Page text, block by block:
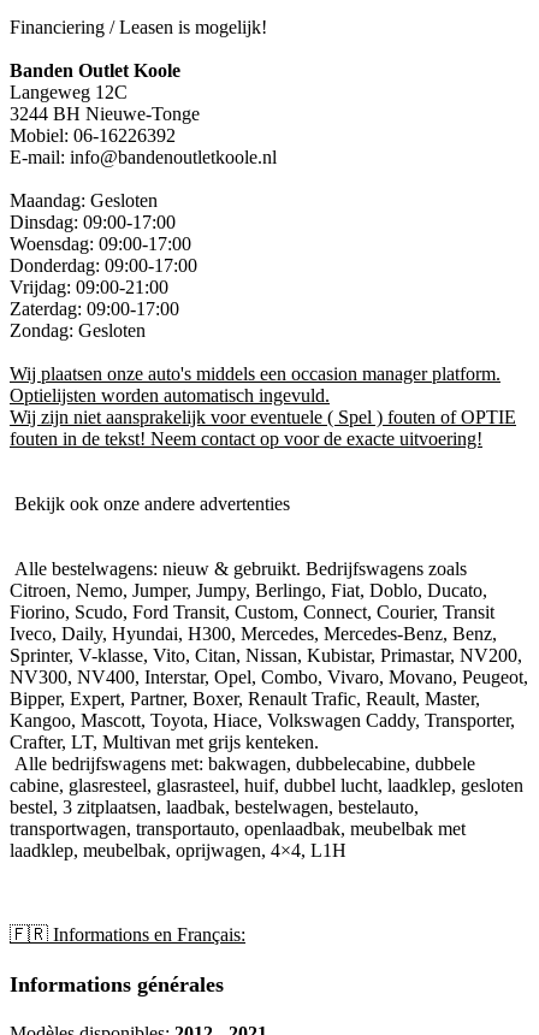
Financiering / Leasen is mogelijk!
Banden Outlet Koole
Langeweg 12C
3244 BH Nieuwe-Tonge
Mobiel: 06-16226392
E-mail: info@bandenoutletkoole.nl
Maandag: Gesloten
Dinsdag: 09:00-17:00
Woensdag: 09:00-17:00
Donderdag: 09:00-17:00
Vrijdag: 09:00-21:00
Zaterdag: 09:00-17:00
Zondag: Gesloten
Wij plaatsen onze auto's middels een occasion manager platform.
Optielijsten worden automatisch ingevuld.
Wij zijn niet aansprakelijk voor eventuele ( Spel ) fouten of OPTIE
fouten in de tekst! Neem contact op voor de exacte uitvoering!
Bekijk ook onze andere advertenties
Alle bestelwagens: nieuw & gebruikt. Bedrijfswagens zoals
Citroen, Nemo, Jumper, Jumpy, Berlingo, Fiat, Doblo, Ducato,
Fiorino, Scudo, Ford Transit, Custom, Connect, Courier, Transit
Iveco, Daily, Hyundai, H300, Mercedes, Mercedes-Benz, Benz,
Sprinter, V-klasse, Vito, Citan, Nissan, Kubistar, Primastar, NV200,
NV300, NV400, Interstar, Opel, Combo, Vivaro, Movano, Peugeot,
Bipper, Expert, Partner, Boxer, Renault Trafic, Reault, Master,
Kangoo, Mascott, Toyota, Hiace, Volkswagen Caddy, Transporter,
Crafter, LT, Multivan met grijs kenteken.
Alle bedrijfswagens met: bakwagen, dubbelecabine, dubbele
cabine, glasresteel, glasrasteel, huif, dubbel lucht, laadklep, gesloten
bestel, 3 zitplaatsen, laadbak, bestelwagen, bestelauto,
transportwagen, transportauto, openlaadbak, meubelbak met
laadklep, meubelbak, oprijwagen, 4×4, L1H
🇫🇷 Informations en Français:
Informations générales